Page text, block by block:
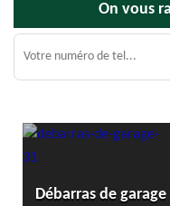
On vous
31
Vidage